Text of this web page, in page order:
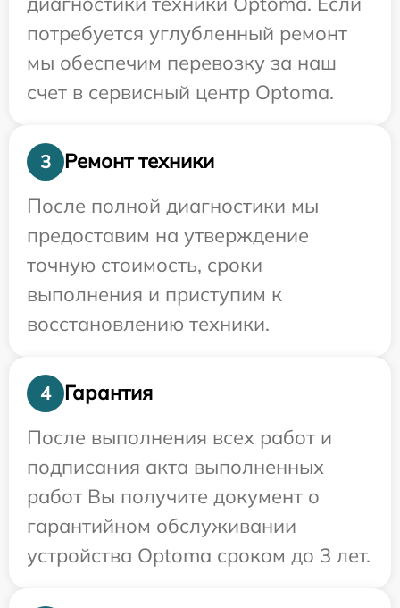
потребуется углубленный ремонт
мы обеспечим перевозку за наш
счет в сервисный центр Optoma.
3
Ремонт техники
После полной диагностики мы
предоставим на утверждение
точную стоимость, сроки
выполнения и приступим к
восстановлению техники.
4
Гарантия
После выполнения всех работ и
подписания акта выполненных
работ Вы получите документ о
гарантийном обслуживании
устройства Optoma сроком до 3 лет.